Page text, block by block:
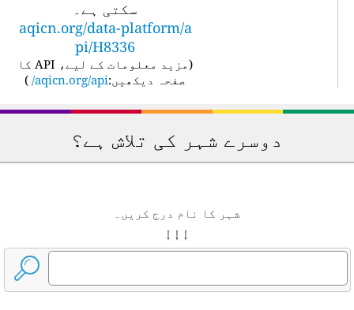
سکتی ہے۔
aqicn.org/data-platform/a
pi/H8336
مزید معلومات کے لیے، API کا
صفحہ دیکھیں:aqicn.org/api/
)
دوسرے شہر کی تلاش ہے؟
شہر کا نام درج کریں۔
↓ ↓ ↓